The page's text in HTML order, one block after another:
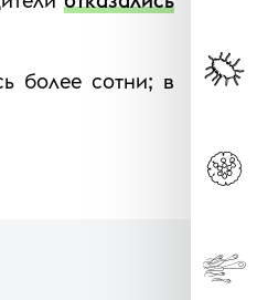
более сотни; в